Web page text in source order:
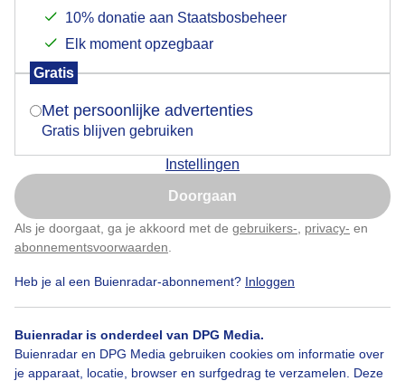
10% donatie aan Staatsbosbeheer
Elk moment opzegbaar
Gratis
Met persoonlijke advertenties
Gratis blijven gebruiken
Instellingen
Doorgaan
Als je doorgaat, ga je akkoord met de gebruikers- privacy- en
abonnementsvoorwaarden
Heb je al een Buienradar-abonnement? Inloggen
Buienradar is onderdeel van DPG Media.
Buienradar en DPG Media gebruiken cookies om informatie over
je apparaat, locatie, browser en surfgedrag te verzamelen. Deze
Door: Hans Roest Gemaakt: 05-02-2025, 29x bekeken
Bekijk slideshow
verschijnt er zo een pop-up uit je browser waarin
Is goed, toon de popup
Nu niet, misschien later
Klik hierom dit aan te passen